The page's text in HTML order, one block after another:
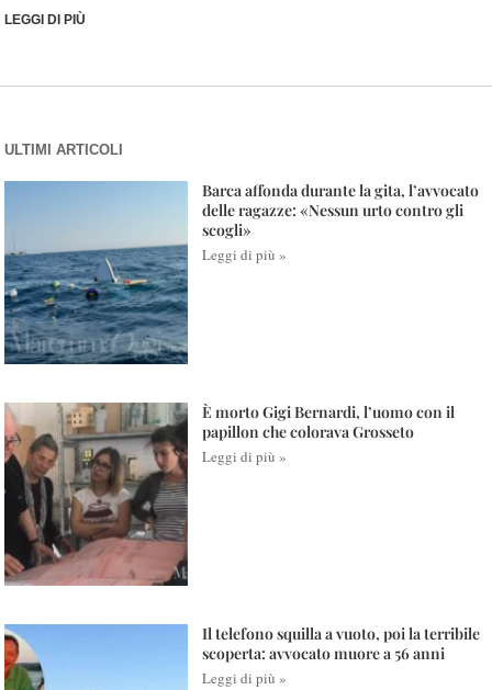
LEGGI DI PIÙ
ULTIMI ARTICOLI
Barca affonda durante la gita, l’avvocato
delle ragazze: «Nessun urto contro gli
scogli»
Leggi di più »
È morto Gigi Bernardi, l’uomo con il
papillon che colorava Grosseto
Leggi di più »
Il telefono squilla a vuoto, poi la terribile
scoperta: avvocato muore a 56 anni
Leggi di più »